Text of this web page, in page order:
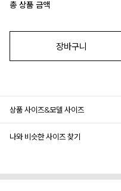
총 상품 금액
장바구니
상품 사이즈&모델 사이즈
나와 비슷한 사이즈 찾기